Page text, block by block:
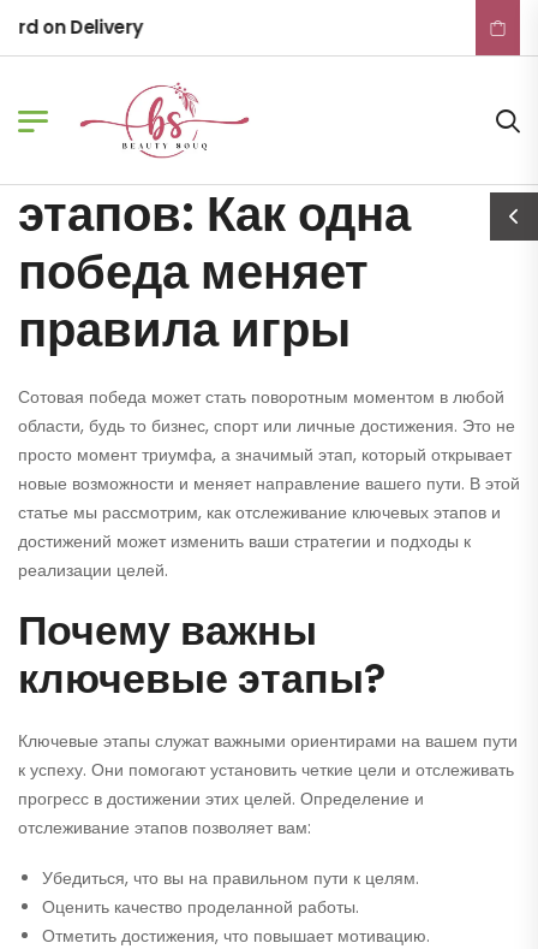
on Delivery
Отслеживание этапов: Как одна победа
меняет правила игры
Отслеживание
этапов: Как одна
победа меняет
правила игры
Сотовая победа может стать поворотным моментом в любой
области, будь то бизнес, спорт или личные достижения. Это не
просто момент триумфа, а значимый этап, который открывает
новые возможности и меняет направление вашего пути. В этой
статье мы рассмотрим, как отслеживание ключевых этапов и
достижений может изменить ваши стратегии и подходы к
реализации целей.
Почему важны
ключевые этапы?
Ключевые этапы служат важными ориентирами на вашем пути
к успеху. Они помогают установить четкие цели и отслеживать
прогресс в достижении этих целей. Определение и
отслеживание этапов позволяет вам:
Убедиться, что вы на правильном пути к целям.
Оценить качество проделанной работы.
Отметить достижения, что повышает мотивацию.